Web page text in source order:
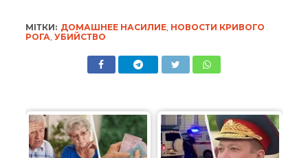
МІТКИ: ДОМАШНЕЕ НАСИЛИЕ НОВОСТИ КРИВОГО
РОГА ,УБИЙСТВО